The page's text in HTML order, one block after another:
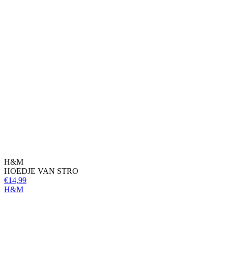
H&M
HOEDJE VAN STRO
€14,99
H&M